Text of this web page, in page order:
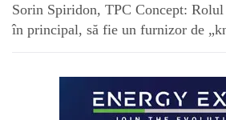
Sorin Spiridon, TPC Concept:
în principal, să fie un furnizor de